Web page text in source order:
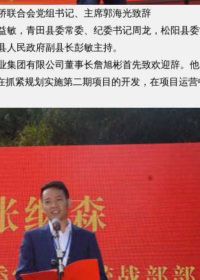
联合会党组书记、主席郭海光致辞
青田县委常委、纪委书记周龙，松阳县
民政府副县长彭敏主持。
有限公司董事长詹旭彬首先致欢迎辞。
紧规划实施第二期项目的开发，在项目运